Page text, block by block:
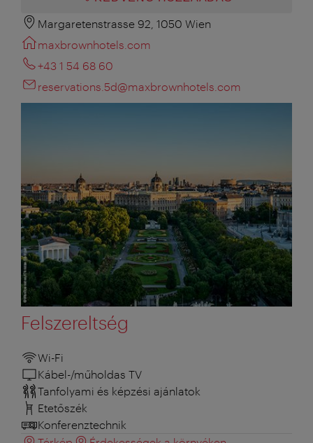
Margaretenstrasse 92, 1050 Wien
maxbrownhotels.com
+43 1 54 68 60
reservations.5d@maxbrownhotels.com
Felszereltség
Wi-Fi
Kábel-/műholdas TV
Tanfolyami és képzési ajánlatok
Etetőszék
Konferenztechnik